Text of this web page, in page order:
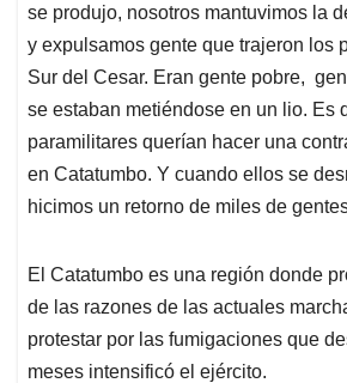
se produjo, nosotros mantuvimos la
y expulsamos gente que trajeron los
Sur del Cesar. Eran gente pobre,
se estaban metiéndose en un lio. Es
paramilitares querían hacer una
en Catatumbo. Y cuando ellos se
hicimos un retorno de miles de
El Catatumbo es una región donde
de las razones de las actuales
protestar por las fumigaciones que
meses intensificó el ejército.